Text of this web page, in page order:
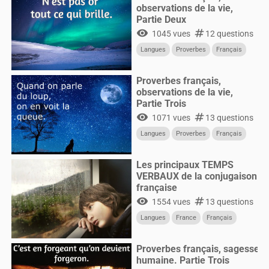
observations de la vie,
Partie Deux
visibility 1045 vues numbers12 questions
Langues Proverbes Français
Proverbes français,
observations de la vie,
Partie Trois
visibility 1071 vues numbers13 questions
Langues Proverbes Français
Les principaux TEMPS
VERBAUX de la conjugaison
française
visibility 1554 vues numbers13 questions
Langues France Français
Proverbes français, sagesse
humaine. Partie Trois